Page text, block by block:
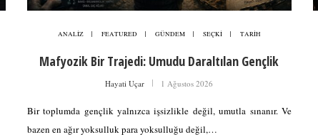
ANALİZ FEATURED GÜNDEM SEÇKİ TARİH
Mafyozik Bir Trajedi: Umudu Daraltılan Gençlik
Hayati Uçar 1 Ağustos 2026
Bir toplumda gençlik yalnızca işsizlikle değil, umutla sınanır. Ve
bazen en ağır yoksulluk para yoksulluğu değil,…